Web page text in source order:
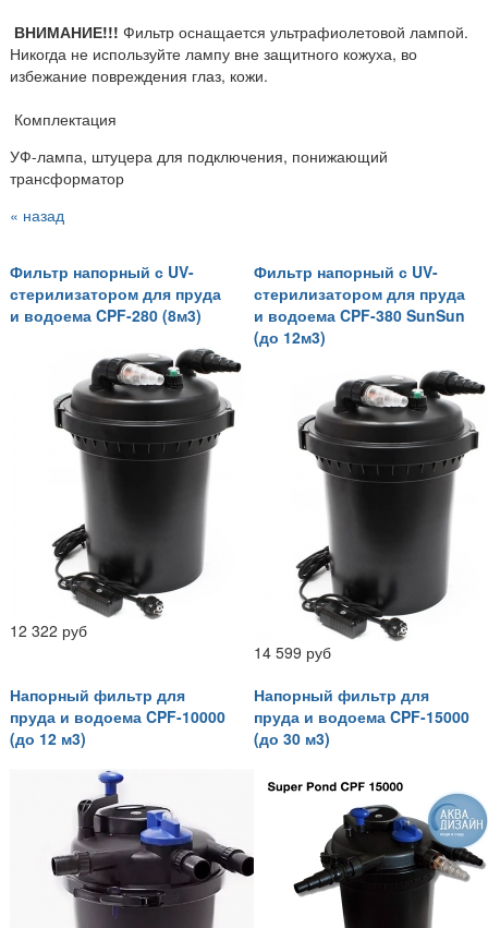
ВНИМАНИЕ!!! Фильтр оснащается ультрафиолетовой лампой.
Никогда не используйте лампу вне защитного кожуха, во
избежание повреждения глаз, кожи.
Комплектация
УФ-лампа, штуцера для подключения, понижающий
трансформатор
« назад
Фильтр напорный с UV-
стерилизатором для пруда
и водоема CPF-280 (8м3)
12 322 руб
Фильтр напорный с UV-
стерилизатором для пруда
и водоема CPF-380 SunSun
(до 12м3)
14 599 руб
Напорный фильтр для
пруда и водоема CPF-10000
(до 12 м3)
Напорный фильтр для
пруда и водоема CPF-15000
(до 30 м3)